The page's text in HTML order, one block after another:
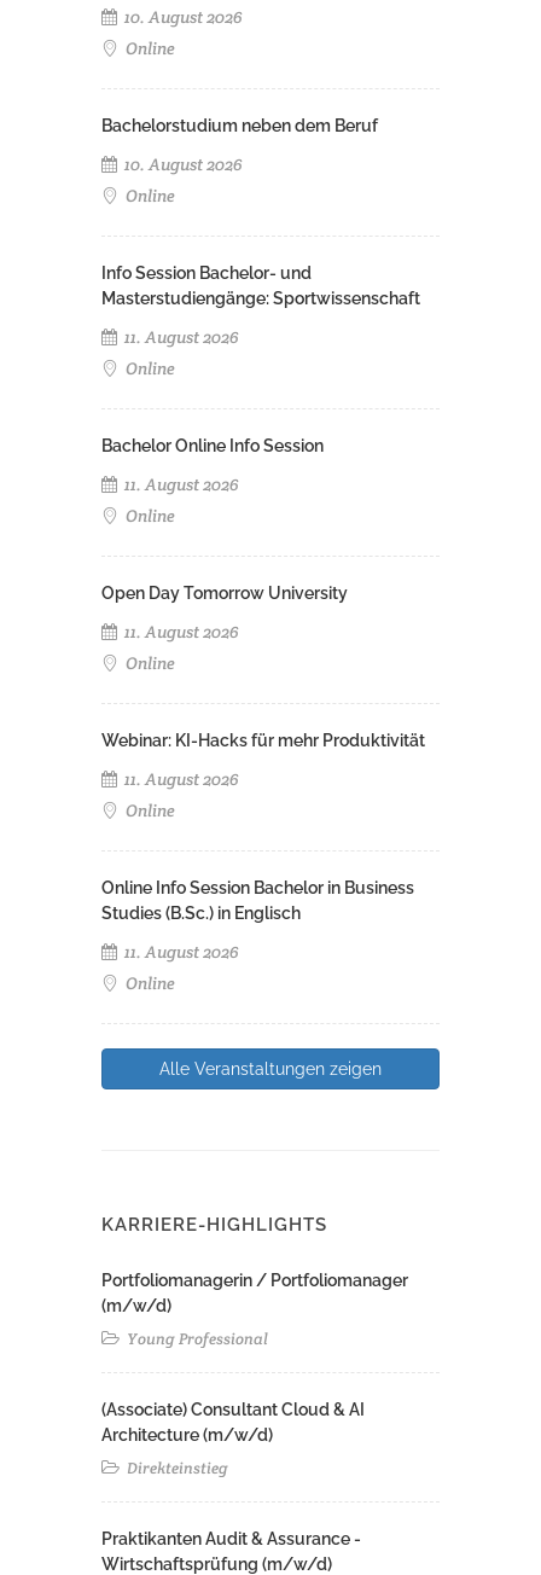
10. August 2026
Online
Bachelorstudium neben dem Beruf
10. August 2026
Online
Info Session Bachelor- und
Masterstudiengänge: Sportwissenschaft
11. August 2026
Online
Bachelor Online Info Session
11. August 2026
Online
Open Day Tomorrow University
11. August 2026
Online
Webinar: KI-Hacks für mehr Produktivität
11. August 2026
Online
Online Info Session Bachelor in Business
Studies (B.Sc.) in Englisch
11. August 2026
Online
Alle Veranstaltungen zeigen
KARRIERE-HIGHLIGHTS
Portfoliomanagerin / Portfoliomanager
(m/w/d)
Young Professional
(Associate) Consultant Cloud & AI
Architecture (m/w/d)​ ​
Direkteinstieg
Praktikanten Audit & Assurance -
Wirtschaftsprüfung (m/w/d)